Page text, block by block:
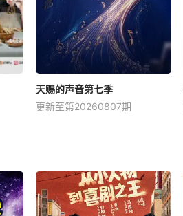
天赐的声音第七季
更新至第20260807期